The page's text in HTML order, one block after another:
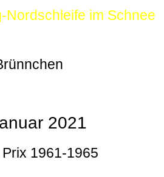
Nordschleife im Schnee
2021
1961-1965